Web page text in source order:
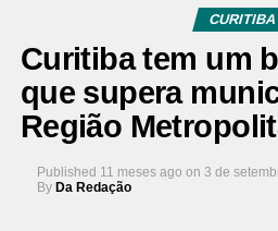
CURITIBA
Curitiba tem um
que supera
Região
Published 11 meses ago on 3 de
By Da Redação